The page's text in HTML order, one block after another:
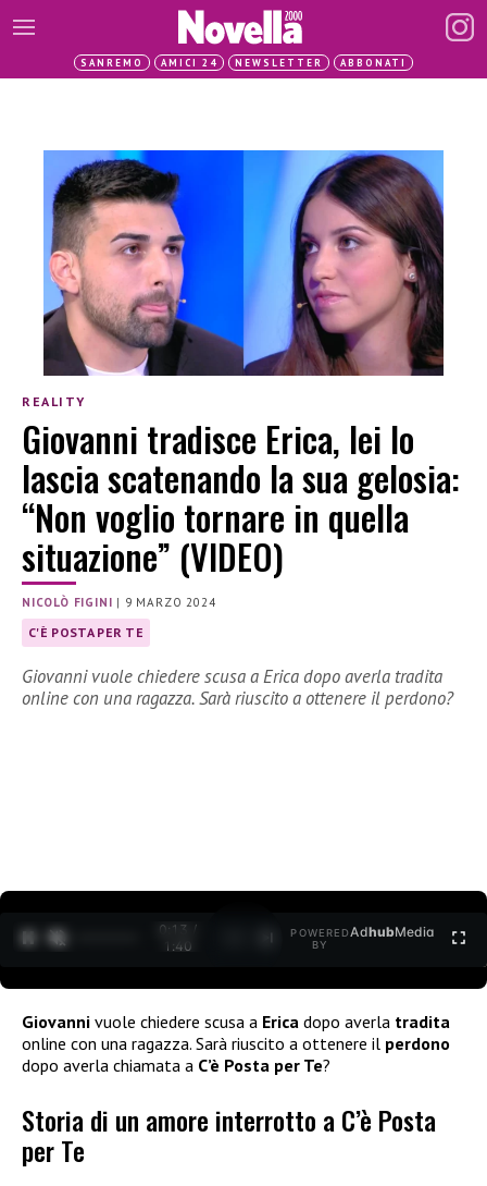
SANREMO AMICI 24 NEWSLETTER ABBONATI
REALITY
Giovanni tradisce Erica, lei lo
lascia scatenando la sua gelosia:
“Non voglio tornare in quella
situazione” (VIDEO)
NICOLÒ FIGINI | 9 MARZO 2024
C'È POSTA PER TE
Giovanni vuole chiedere scusa a Erica dopo averla tradita
online con una ragazza. Sarà riuscito a ottenere il perdono?
0:14 /
1:40
POWERED
BY
AdhubMedia
Giovanni vuole chiedere scusa a Erica dopo averla tradita
online con una ragazza. Sarà riuscito a ottenere il perdono
dopo averla chiamata a C’è Posta per Te?
Storia di un amore interrotto a C’è Posta
per Te